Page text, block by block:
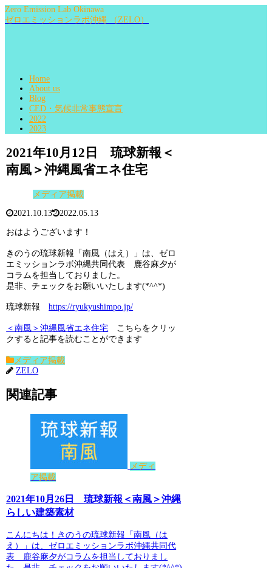
Zero Emission Lab Okinawa
ゼロエミッションラボ沖縄 （ZELO）
Home
About us
Blog
CED・気候非常事態宣言
2022
2023
2021年10月12日 琉球新報＜
南風＞沖縄風省エネ住宅
メディア掲載
2021.10.13 2022.05.13
おはようございます！
きのうの琉球新報「南風（はえ）」は、ゼロ
エミッションラボ沖縄共同代表 鹿谷麻夕が
コラムを担当しておりました。
是非、チェックをお願いいたします(*^^*)
琉球新報https://ryukyushimpo.jp/
＜南風＞沖縄風省エネ住宅 こちらをクリッ
クすると記事を読むことができます
メディア掲載
ZELO
関連記事
メディ
ア掲載
2021年10月26日 琉球新報＜南風＞沖縄
らしい建築素材
こんにちは！きのうの琉球新報「南風（は
え）」は、ゼロエミッションラボ沖縄共同代
表 鹿谷麻夕がコラムを担当しておりまし